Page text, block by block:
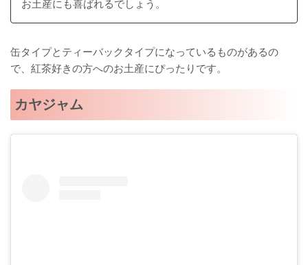
お土産にも喜ばれるでしょう。
缶タイプとティーバックタイプになっているものがあるの
で、紅茶好きの方へのお土産にぴったりです。
カヤジャム